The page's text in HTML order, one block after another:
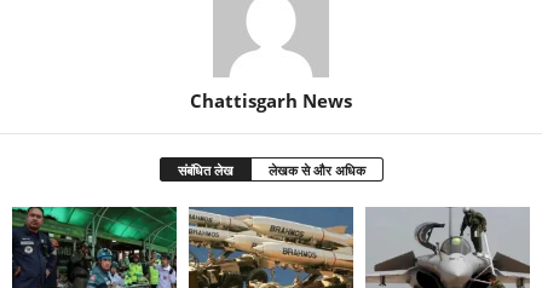
Chattisgarh News
संबंधित लेख लेखक से और अधिक